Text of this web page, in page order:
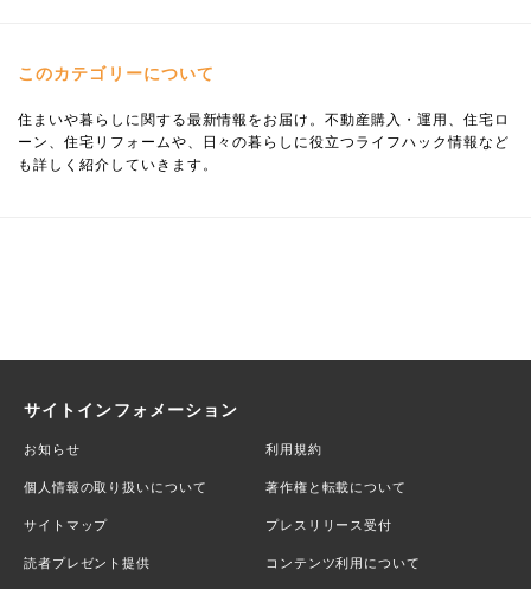
このカテゴリーについて
住まいや暮らしに関する最新情報をお届け。不動産購入・運用、住宅ロ
ーン、住宅リフォームや、日々の暮らしに役立つライフハック情報など
も詳しく紹介していきます。
サイトインフォメーション
お知らせ 利用規約
個人情報の取り扱いについて 著作権と転載について
サイトマップ プレスリリース受付
読者プレゼント提供 コンテンツ利用について